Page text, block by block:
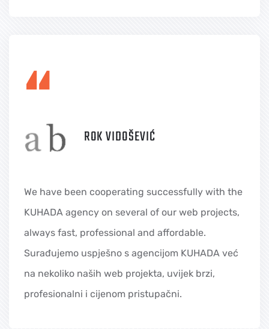
“ ROK VIDOŠEVIĆ
We have been cooperating successfully with the
KUHADA agency on several of our web projects,
always fast, professional and affordable.
Surađujemo uspješno s agencijom KUHADA već
na nekoliko naših web projekta, uvijek brzi,
profesionalni i cijenom pristupačni.